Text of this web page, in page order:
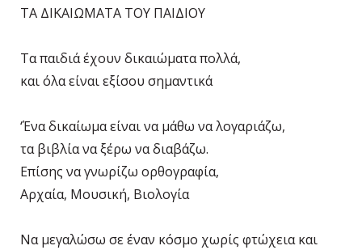
ΤΑ ΔΙΚΑΙΩΜΑΤΑ ΤΟΥ ΠΑΙΔΙΟΥ
Τα παιδιά έχουν δικαιώματα πολλά,
και όλα είναι εξίσου σημαντικά
‘Ένα δικαίωμα είναι να μάθω να λογαριάζω,
τα βιβλία να ξέρω να διαβάζω.
Επίσης να γνωρίζω ορθογραφία,
Αρχαία, Μουσική, Βιολογία
Να μεγαλώσω σε έναν κόσμο χωρίς φτώχεια και